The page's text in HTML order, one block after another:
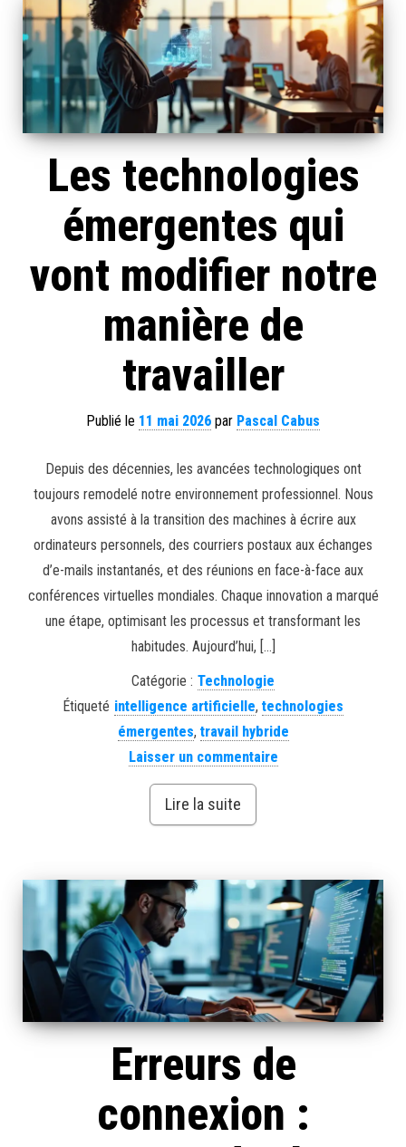
Les technologies
émergentes qui
vont modifier notre
manière de
travailler
Publié le 11 mai 2026 par Pascal Cabus
Depuis des décennies, les avancées technologiques ont
toujours remodelé notre environnement professionnel. Nous
avons assisté à la transition des machines à écrire aux
ordinateurs personnels, des courriers postaux aux échanges
d’e-mails instantanés, et des réunions en face-à-face aux
conférences virtuelles mondiales. Chaque innovation a marqué
une étape, optimisant les processus et transformant les
habitudes. Aujourd’hui, […]
Catégorie : Technologie
Étiqueté intelligence artificielle, technologies
émergentes, travail hybride
Laisser un commentaire
Lire la suite
Erreurs de
connexion :